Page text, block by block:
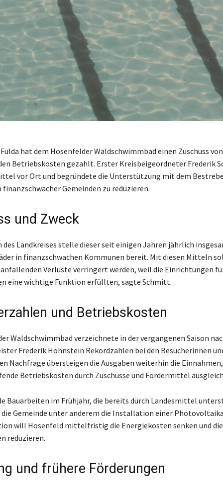
hat dem Hosenfelder Waldschwimmbad einen Zuschuss
Betriebskosten gezahlt. Erster Kreisbeigeordneter Frederik
vor Ort und begründete die Unterstützung mit dem
finanzschwacher Gemeinden zu reduzieren.
und Zweck
des Landkreises stelle dieser seit einigen Jahren jährlich
in finanzschwachen Kommunen bereit. Mit diesen Mitteln
Verluste verringert werden, weil die Einrichtungen
eine wichtige Funktion erfüllten, sagte Schmitt.
und Betriebskosten
Waldschwimmbad verzeichnete in der vergangenen Saison
Frederik Hohnstein Rekordzahlen bei den Besucherinnen
Nachfrage übersteigen die Ausgaben weiterhin die
Betriebskosten durch Zuschüsse und Fördermittel
Bauarbeiten im Frühjahr, die bereits durch Landesmittel
Gemeinde unter anderem die Installation einer
will Hosenfeld mittelfristig die Energiekosten senken und die
reduzieren.
und frühere Förderungen